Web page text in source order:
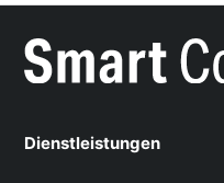
Dienstleistungen